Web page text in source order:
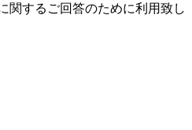
関するご回答のために利用致し